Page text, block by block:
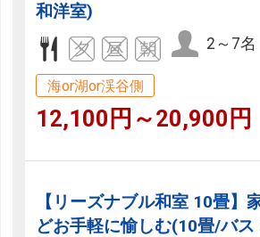
和洋室)
2～7名
海or湖or渓谷側
12,100円～20,900円
【リーズナブル和室 10畳】
どお手軽に愉しむ(10畳/バ